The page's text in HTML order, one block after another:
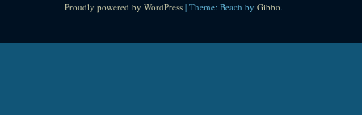
Proudly powered by WordPress | Theme: Beach by Gibbo.